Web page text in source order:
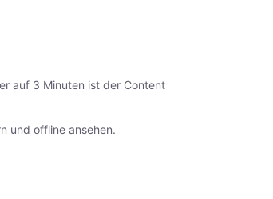
auf 3 Minuten ist der Content
und offline ansehen.